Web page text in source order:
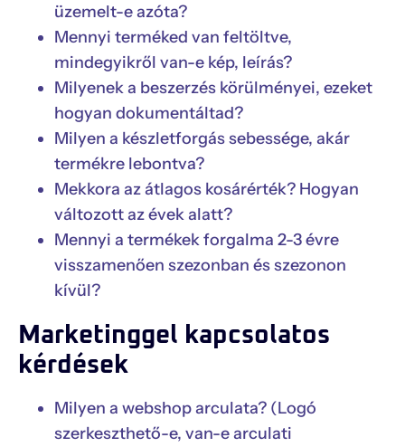
üzemelt-e azóta?
Mennyi terméked van feltöltve,
mindegyikről van-e kép, leírás?
Milyenek a beszerzés körülményei, ezeket
hogyan dokumentáltad?
Milyen a készletforgás sebessége, akár
termékre lebontva?
Mekkora az átlagos kosárérték? Hogyan
változott az évek alatt?
Mennyi a termékek forgalma 2-3 évre
visszamenően szezonban és szezonon
kívül?
Marketinggel kapcsolatos
kérdések
Milyen a webshop arculata? (Logó
szerkeszthető-e, van-e arculati